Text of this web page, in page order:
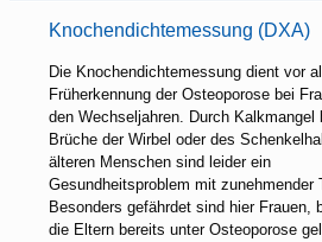
Knochendichtemessung (DXA)
Die Knochendichtemessung dient vor
Früherkennung der Osteoporose bei
den Wechseljahren. Durch Kalkmangel
Brüche der Wirbel oder des
älteren Menschen sind leider ein
Gesundheitsproblem mit zunehmender
Besonders gefährdet sind hier Frauen,
die Eltern bereits unter Osteoporose